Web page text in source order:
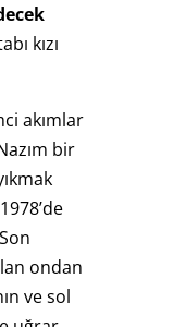
kızı
akımlar
bir
ondan
ve sol